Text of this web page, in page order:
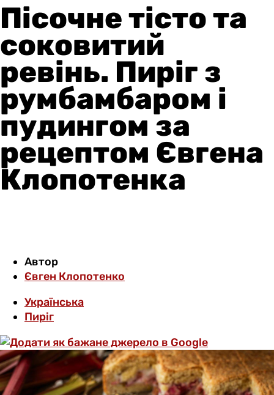
Пісочне тісто та
соковитий
ревінь. Пиріг з
румбамбаром і
пудингом за
рецептом Євгена
Клопотенка
Автор
Євген Клопотенко
Українська
Пиріг